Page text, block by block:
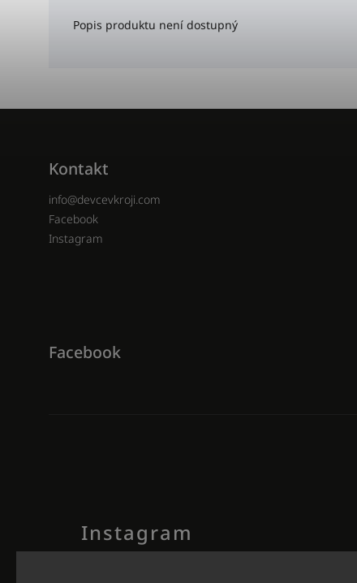
Popis produktu není dostupný
Kontakt
info@devcevkroji.com
Facebook
Instagram
Instagram
Facebook